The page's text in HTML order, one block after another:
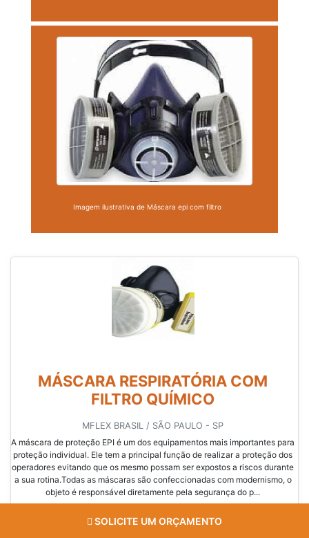
Imagem ilustrativa de Máscara epi com filtro
MÁSCARA RESPIRATÓRIA COM
FILTRO QUÍMICO
MFLEX BRASIL / SÃO PAULO - SP
A máscara de proteção EPI é um dos equipamentos mais importantes para
proteção individual. Ele tem a principal função de realizar a proteção dos
operadores evitando que os mesmo possam ser expostos a riscos durante
a sua rotina.Todas as máscaras são confeccionadas com modernismo, o
objeto é responsável diretamente pela segurança do p...
SOLICITE UM ORÇAMENTO